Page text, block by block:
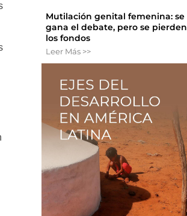
Mutilación genital femenina: se
gana el debate, pero se pierden
los fondos
Leer Más >>